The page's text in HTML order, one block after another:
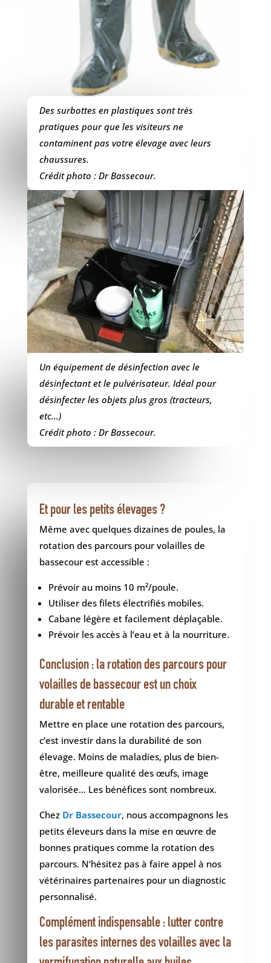
Des surbottes en plastiques sont très
pratiques pour que les visiteurs ne
contaminent pas votre élevage avec leurs
chaussures.
Crédit photo : Dr Bassecour.
Un équipement de désinfection avec le
désinfectant et le pulvérisateur. Idéal pour
désinfecter les objets plus gros (tracteurs,
etc…)
Crédit photo : Dr Bassecour.
Et pour les petits élevages ?
Même avec quelques dizaines de poules, la
rotation des parcours pour volailles de
bassecour est accessible :
Prévoir au moins 10 m²/poule.
Utiliser des filets électrifiés mobiles.
Cabane légère et facilement déplaçable.
Prévoir les accès à l’eau et à la nourriture.
Conclusion : la rotation des parcours pour
volailles de bassecour est un choix
durable et rentable
Mettre en place une rotation des parcours,
c’est investir dans la durabilité de son
élevage. Moins de maladies, plus de bien-
être, meilleure qualité des œufs, image
valorisée… Les bénéfices sont nombreux.
Chez Dr Bassecour, nous accompagnons les
petits éleveurs dans la mise en œuvre de
bonnes pratiques comme la rotation des
parcours. N’hésitez pas à faire appel à nos
vétérinaires partenaires pour un diagnostic
personnalisé.
Complément indispensable : lutter contre
les parasites internes des volailles avec la